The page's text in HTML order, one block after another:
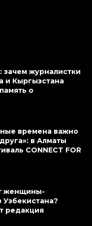
зачем журналистки
и Кыргызстана
о
времена важно
в Алматы
CONNECT FOR
женщины-
Узбекистана?
редакция